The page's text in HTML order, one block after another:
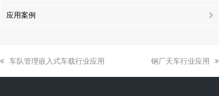
应用案例
上
车队管理嵌入式车载行业应用
下
钢厂天车行业应用